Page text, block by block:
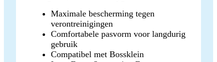
Maximale bescherming tegen
verontreinigingen
Comfortabele pasvorm voor langdurig
gebruik
Compatibel met Bossklein